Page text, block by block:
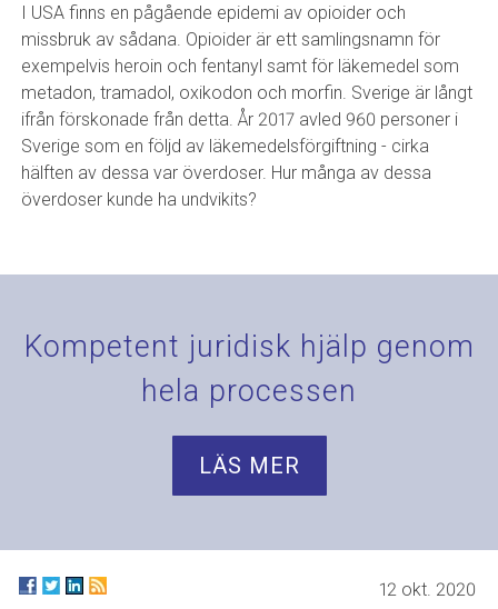
I USA finns en pågående epidemi av opioider och
missbruk av sådana. Opioider är ett samlingsnamn för
exempelvis heroin och fentanyl samt för läkemedel som
metadon, tramadol, oxikodon och morfin. Sverige är långt
ifrån förskonade från detta. År 2017 avled 960 personer i
Sverige som en följd av läkemedelsförgiftning - cirka
hälften av dessa var överdoser. Hur många av dessa
överdoser kunde ha undvikits?
Kompetent juridisk hjälp genom
hela processen
LÄS MER
12 okt. 2020